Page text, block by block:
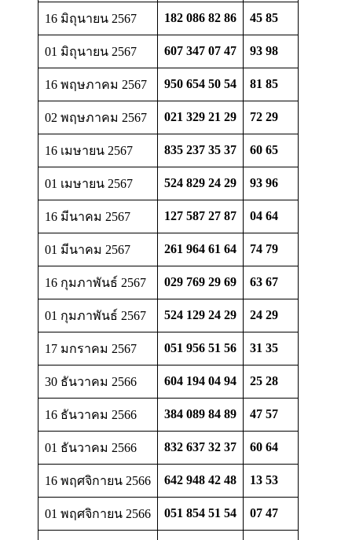
16 มิถุนายน 2567 182 086 82 86 45 85
01 มิถุนายน 2567 607 347 07 47 93 98
16 พฤษภาคม 2567 950 654 50 54 81 85
02 พฤษภาคม 2567 021 329 21 29 72 29
16 เมษายน 2567 835 237 35 37 60 65
01 เมษายน 2567 524 829 24 29 93 96
16 มีนาคม 2567 127 587 27 87 04 64
01 มีนาคม 2567 261 964 61 64 74 79
16 กุมภาพันธ์ 2567 029 769 29 69 63 67
01 กุมภาพันธ์ 2567 524 129 24 29 24 29
17 มกราคม 2567 051 956 51 56 31 35
30 ธันวาคม 2566 604 194 04 94 25 28
16 ธันวาคม 2566 384 089 84 89 47 57
01 ธันวาคม 2566 832 637 32 37 60 64
16 พฤศจิกายน 2566 642 948 42 48 13 53
01 พฤศจิกายน 2566 051 854 51 54 07 47